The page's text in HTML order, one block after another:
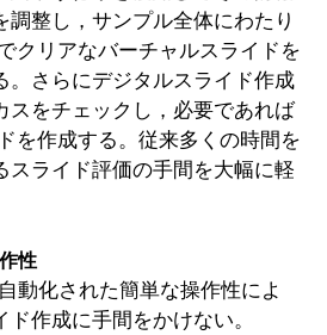
調整し，サンプル全体にわたり
クリアなバーチャルスライドを
。さらにデジタルスライド作成
スをチェックし，必要であれば
を作成する。従来多くの時間を
スライド評価の手間を大幅に軽
性
動化された簡単な操作性によ
作成に手間をかけない。